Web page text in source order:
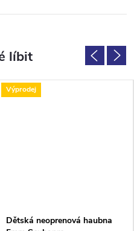
Výprodej
Dětská neoprenová haubna